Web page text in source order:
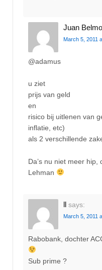
Juan
March 5, 2011
@adamus
u ziet
prijs van geld
en
risico bij uitlenen van
inflatie, etc)
als 2 verschillende
Da’s nu niet meer hip,
Lehman
ll says:
March 5, 2011
Rabobank, dochter
Sub prime ?